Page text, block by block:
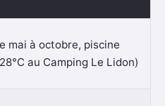
mai à octobre, piscine
au Camping Le Lidon)